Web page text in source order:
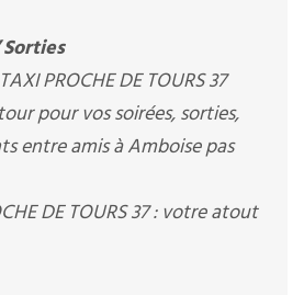
PROCHE DE TOURS 37
pour vos soirées, sorties,
entre amis à Amboise pas
DE TOURS 37 : votre atout